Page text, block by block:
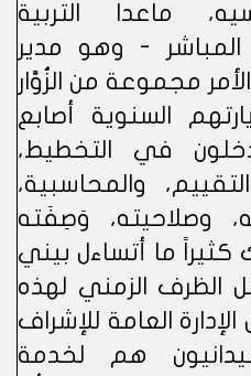
ماعدا التربية
المباشر - وهو مدير
مجموعة من الزُوَّار
السنوية أصابع
في التخطيط،
والمحاسبية،
وصلاحيته، وَصِفَته
ما أتساءل بيني
الزمني لهذه
العامة للإشراف
هم لخدمة